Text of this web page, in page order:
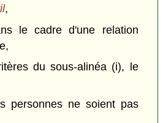
,
le cadre d'une relation
du sous-alinéa (i), le
personnes ne soient pas